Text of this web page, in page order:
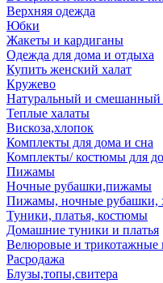
Верхняя одежда
Юбки
Жакеты и кардиганы
Одежда для дома и отдыха
Купить женский халат
Кружево
Натуральный и
Теплые халаты
Вискоза,хлопок
Комплекты для дома и сна
Комплекты/ костюмы для
Пижамы
Ночные рубашки,пижамы
Пижамы, ночные рубашки,
Туники, платья, костюмы
Домашние туники и платья
Велюровые и трикотажные
Расродажа
Блузы,топы,свитера